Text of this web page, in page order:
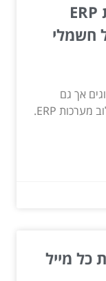
שילוב פריוריטי עם מערכות ERP
חשמלי
אך גם
אתגרים חדשים, במיוחד כשמדובר בשילוב מערכות ERP.
כל מייל